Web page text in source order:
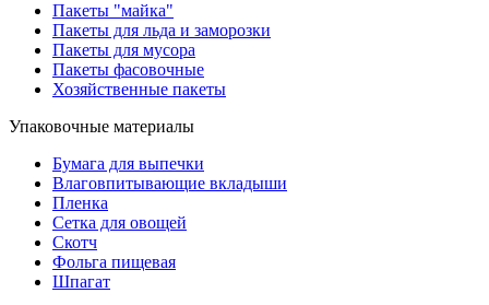
Пакеты "майка"
Пакеты для льда и заморозки
Пакеты для мусора
Пакеты фасовочные
Хозяйственные пакеты
Упаковочные материалы
Бумага для выпечки
Влаговпитывающие вкладыши
Пленка
Сетка для овощей
Скотч
Фольга пищевая
Шпагат